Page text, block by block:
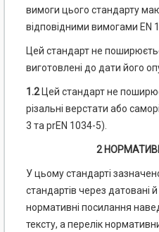
вимоги цього стандарту
відповідними вимогами EN
Цей стандарт не
виготовлені до дати його
1.2Цей стандарт не
різальні верстати або
3 та prEN 1034-5).
2
У цьому стандарті
стандартів через датовані
нормативні посилання
тексту, а перелік